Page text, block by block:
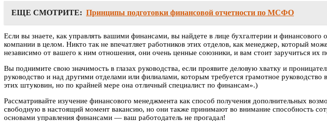
ЕЩЕ СМОТРИТЕ: Принципы подготовки финансовой отчетности по МСФО
Если вы знаете, как управлять вашими финансами, вы найдете в лице бухгалтерии и
компании в целом. Никто так не впечатляет работников этих отделов, как менеджер, который
независимо от вашего к ним отношения, они очень ценные союзники, и вам стоит заручиться их
Вы поднимите свою значимость в глазах руководства, если проявите деловую хватку и
руководство и над другими отделами или филиалами, которым требуется грамотное
этих штуковин, но по крайней мере она отличный специалист по финансам».)
Рассматривайте изучение финансового менеджмента как способ получения дополнительных
свободную в настоящий момент вакансию, но они также принимают во внимание способность
основами управления финансами — ваш работодатель не прогадал!